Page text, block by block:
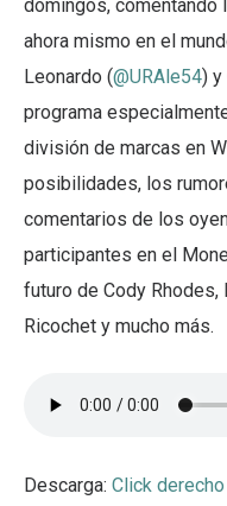
domingos, comentando
ahora mismo en el
Leonardo (@URAle54) y
programa
división de marcas en
posibilidades, los
comentarios de los
participantes en el
futuro de Cody
Ricochet y mucho más.
Descarga: Click